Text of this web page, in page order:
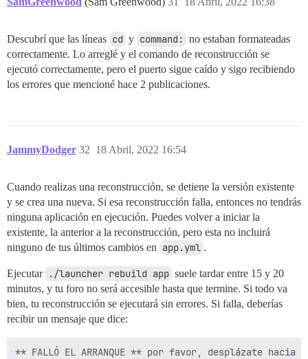
Descubrí que las líneas cd y command: no estaban formateadas
correctamente. Lo arreglé y el comando de reconstrucción se
ejecutó correctamente, pero el puerto sigue caído y sigo recibiendo
los errores que mencioné hace 2 publicaciones.
JammyDodger 18 Abril, 2022 16:54
32
Cuando realizas una reconstrucción, se detiene la versión existente
y se crea una nueva. Si esa reconstrucción falla, entonces no tendrás
ninguna aplicación en ejecución. Puedes volver a iniciar la
existente, la anterior a la reconstrucción, pero esta no incluirá
ninguno de tus últimos cambios en app.yml .
Ejecutar ./launcher rebuild app suele tardar entre 15 y 20
minutos, y tu foro no será accesible hasta que termine. Si todo va
bien, tu reconstrucción se ejecutará sin errores. Si falla, deberías
recibir un mensaje que dice:
** FALLÓ EL ARRANQUE ** por favor, desplázate